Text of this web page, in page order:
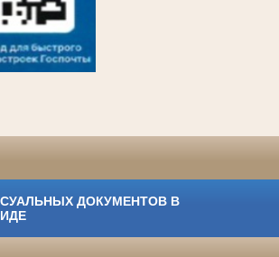
ДОКУМЕНТОВ В